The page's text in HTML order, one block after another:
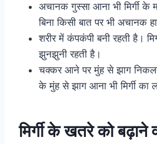
अचानक गुस्सा आना भी मिर्गी के
बिना किसी बात पर भी अचानक
शरीर में कंपकंपी बनी रहती है।
झुनझुनी रहती है।
चक्कर आने पर मुंह से झाग
के मुंह से झाग आना भी मिर्गी का
मिर्गी के खतरे को बढ़ाने